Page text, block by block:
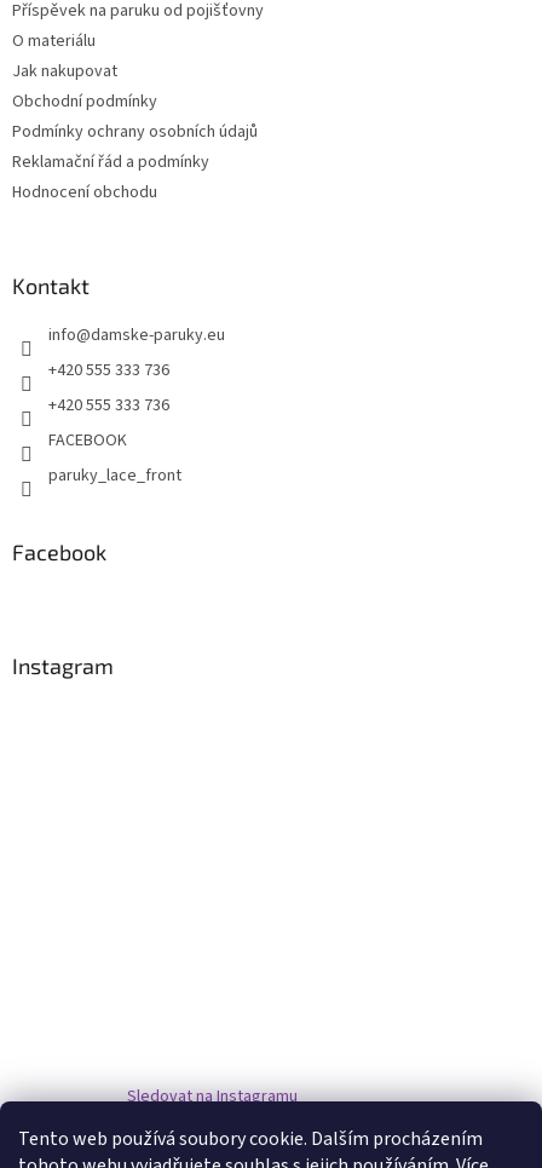
Tento web používá soubory cookie. Dalším procházením
Příspěvek na paruku od pojišťovny
O materiálu
Jak nakupovat
Obchodní podmínky
Podmínky ochrany osobních údajů
Reklamační řád a podmínky
Hodnocení obchodu
Kontakt
info@damske-paruky.eu
+420 555 333 736
+420 555 333 736
FACEBOOK
paruky_lace_front
Facebook
Instagram
Sledovat na Instagramu